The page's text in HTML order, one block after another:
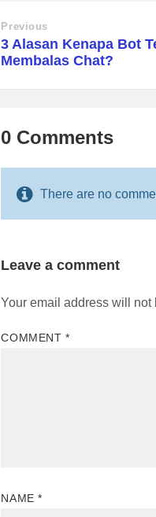
Previous
3 Alasan Kenapa Bot
Membalas Chat?
0 Comments
There are no
Leave a comment
Your email address will not
COMMENT *
NAME*